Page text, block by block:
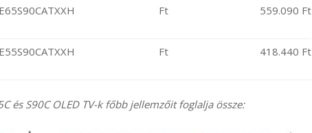
Ft 559.090 Ft
Ft 418.440 Ft
és S90C OLED TV-k főbb jellemzőit foglalja össze: